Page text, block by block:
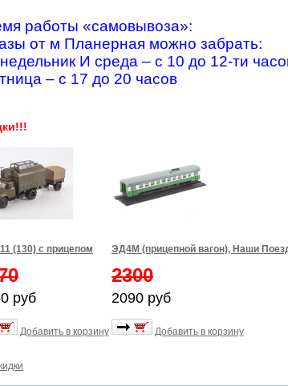
работы «самовывоза»:
от м Планерная можно забрать:
И среда – с 10 до 12-ти
– с 17 до 20 часов
(130) с прицепом
руб
Добавить в корзину
ЭД4М (прицепной вагон), Наши
2300
2090 руб
Добавить в корзину